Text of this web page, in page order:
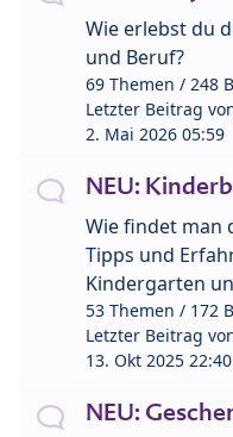
Wie erlebst du
und Beruf?
69 Themen / 248
Letzter Beitrag
2. Mai 2026 05:59
NEU:
Wie findet man
Tipps und
Kindergarten
53 Themen / 172
Letzter Beitrag
13. Okt 2025 22:40
NEU: